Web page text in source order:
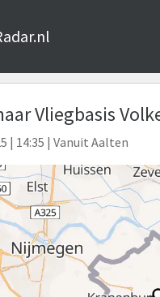
Vliegbasis
| 14:35 | Vanuit Aalten